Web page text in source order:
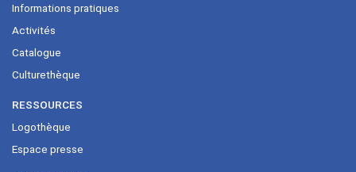
Informations pratiques
Activités
Catalogue
Culturethèque
RESSOURCES
Logothèque
Espace presse